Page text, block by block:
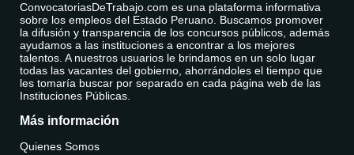
ConvocatoriasDeTrabajo.com es una plataforma informativa
sobre los empleos del Estado Peruano. Buscamos promover
la difusión y transparencia de los concursos públicos, además
ayudamos a las instituciones a encontrar a los mejores
talentos. A nuestros usuarios le brindamos en un solo lugar
todas las vacantes del gobierno, ahorrándoles el tiempo que
les tomaría buscar por separado en cada página web de las
Instituciones Públicas.
Más información
Quienes Somos